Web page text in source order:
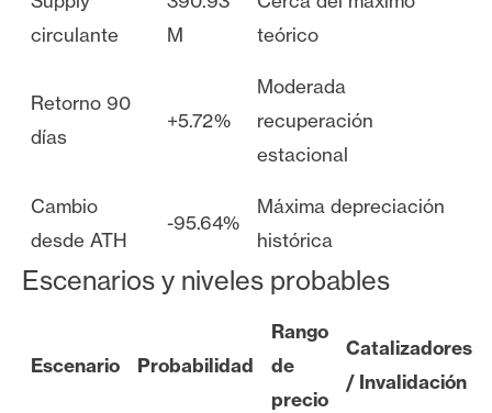
circulante
M
teórico
Retorno 90
días
+5.72%
Moderada
recuperación
estacional
Cambio
desde ATH
-95.64%
Máxima depreciación
histórica
Escenarios y niveles probables
Escenario Probabilidad
Rango
de
precio
Catalizadores
/ Invalidación